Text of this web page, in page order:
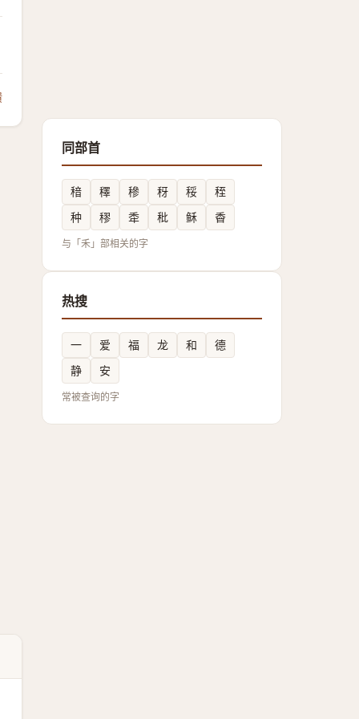
同部首
䅧 䆁 穇 䄰 䅑
秷
种
穋 䄵 秕 稣 稥
与「禾」部相关的字
热搜
一 爱 福 龙 和
德
静
安
常被查询的字